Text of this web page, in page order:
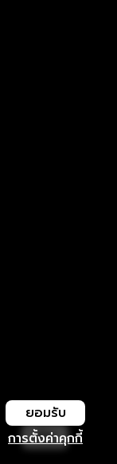
การตั้งค่าคุกกี้
ยอมรับ
เปิด